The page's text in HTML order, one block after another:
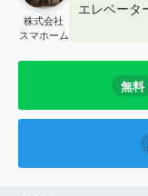
株式会社
スマホーム
エレベータ
無料